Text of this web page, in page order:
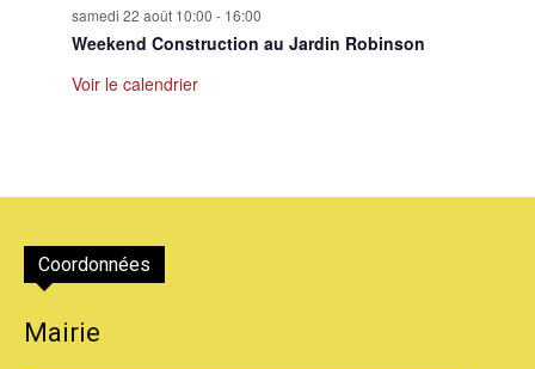
samedi 22 août 10:00 - 16:00
Weekend Construction au Jardin Robinson
Voir le calendrier
Coordonnées
Mairie